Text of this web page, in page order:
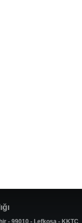
- 99010 - Lefkoşa - KKTC